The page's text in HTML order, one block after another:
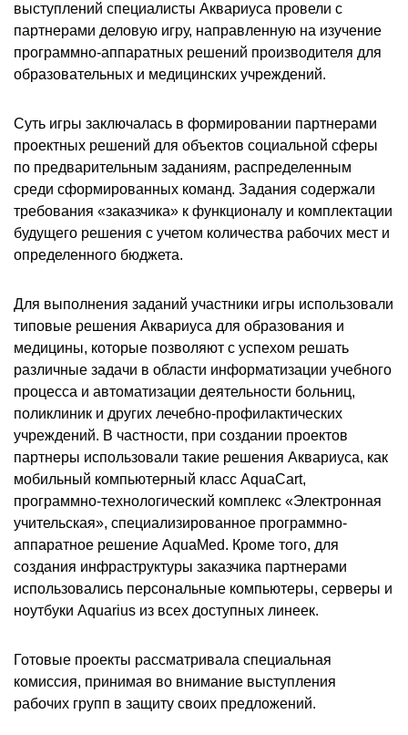
выступлений специалисты Аквариуса провели с
партнерами деловую игру, направленную на изучение
программно-аппаратных решений производителя для
образовательных и медицинских учреждений.
Суть игры заключалась в формировании партнерами
проектных решений для объектов социальной сферы
по предварительным заданиям, распределенным
среди сформированных команд. Задания содержали
требования «заказчика» к функционалу и комплектации
будущего решения с учетом количества рабочих мест и
определенного бюджета.
Для выполнения заданий участники игры использовали
типовые решения Аквариуса для образования и
медицины, которые позволяют с успехом решать
различные задачи в области информатизации учебного
процесса и автоматизации деятельности больниц,
поликлиник и других лечебно-профилактических
учреждений. В частности, при создании проектов
партнеры использовали такие решения Аквариуса, как
мобильный компьютерный класс AquaCart,
программно-технологический комплекс «Электронная
учительская», специализированное программно-
аппаратное решение AquaMed. Кроме того, для
создания инфраструктуры заказчика партнерами
использовались персональные компьютеры, серверы и
ноутбуки Aquarius из всех доступных линеек.
Готовые проекты рассматривала специальная
комиссия, принимая во внимание выступления
рабочих групп в защиту своих предложений.